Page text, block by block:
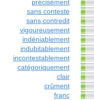
précisément
sans conteste
sans contredit
vigoureusement
indéniablement
indubitablement
incontestablement
catégoriquement
clair
crûment
franc